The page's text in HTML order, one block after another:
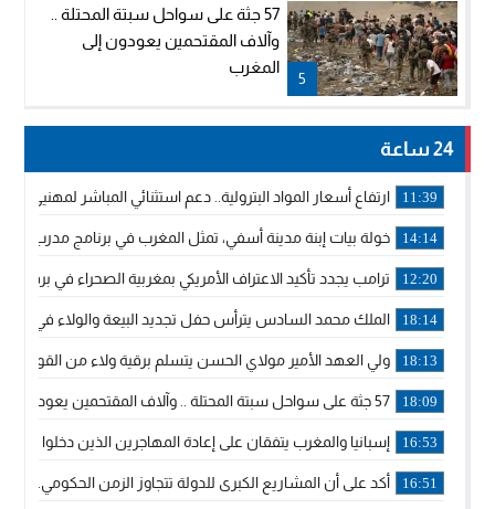
5
57 جثة على سواحل سبتة المحتلة ..
وآلاف المقتحمين يعودون إلى
المغرب
24 ساعة
11:39 ارتفاع أسعار المواد البترولية.. دعم استثنائي المباشر لمهنيي
14:14 خولة بيات إبنة مدينة أسفي، تمثل المغرب في برنامج مدرب
12:20 ترامب يجدد تأكيد الاعتراف الأمريكي بمغربية الصحراء في برقية
18:14 الملك محمد السادس يترأس حفل تجديد البيعة والولاء في
18:13 ولي العهد الأمير مولاي الحسن يتسلم برقية ولاء من القوات
18:09 57 جثة على سواحل سبتة المحتلة .. وآلاف المقتحمين يعودون إلى المغرب
16:53 إسبانيا والمغرب يتفقان على إعادة المهاجرين الذين دخلوا سبتة
16:51 أكد على أن المشاريع الكبرى للدولة تتجاوز الزمن الحكومي..